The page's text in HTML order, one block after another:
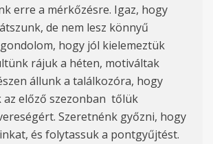
erre a mérkőzésre. Igaz, hogy
de nem lesz könnyű
hogy jól kielemeztük
rájuk a héten, motiváltak
állunk a találkozóra, hogy
az előző szezonban tőlük
Szeretnénk győzni, hogy
és folytassuk a pontgyűjtést.